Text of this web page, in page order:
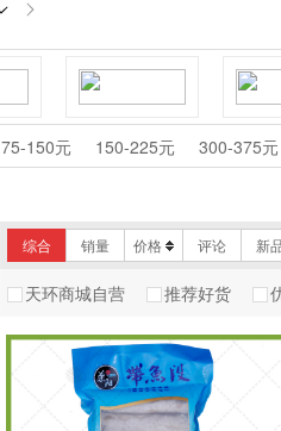
于发行
米来福
75-150元 150-225元 300-375元
综合 销量 价格 评论 新
天环商城自营 推荐好货